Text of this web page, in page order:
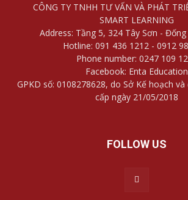
CÔNG TY TNHH TƯ VẤN VÀ PHÁT
SMART LEARNING
Address: Tầng 5, 324 Tây Sơn -
Hotline: 091 436 1212 - 0912
Phone number: 0247 109
Facebook: Enta Education
GPKD số: 0108278628, do Sở Kế hoạch
cấp ngày 21/05/2018
FOLLOW US